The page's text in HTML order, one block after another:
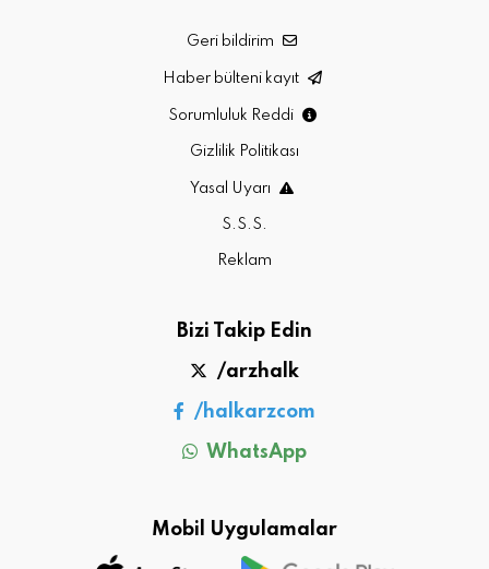
Geri bildirim
Haber bülteni kayıt
Sorumluluk Reddi
Gizlilik Politikası
Yasal Uyarı
S.S.S.
Reklam
Bizi Takip Edin
/arzhalk
/halkarzcom
WhatsApp
Mobil Uygulamalar